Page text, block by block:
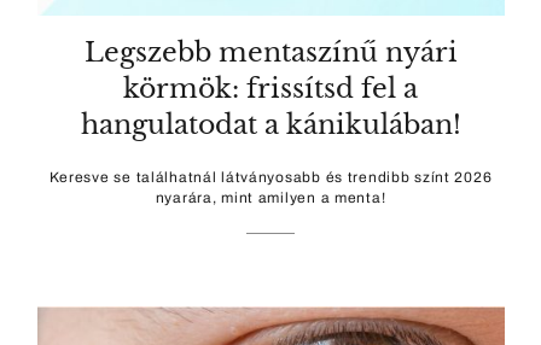
Legszebb mentaszínű nyári
körmök: frissítsd fel a
hangulatodat a kánikulában!
Keresve se találhatnál látványosabb és trendibb színt 2026
nyarára, mint amilyen a menta!